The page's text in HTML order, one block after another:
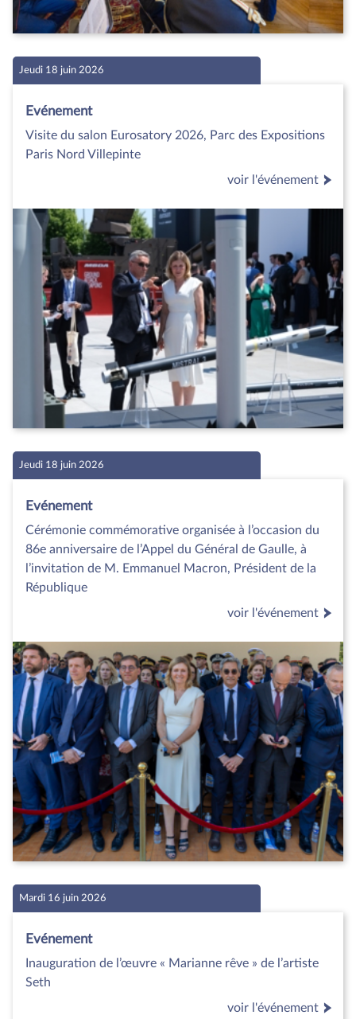
Jeudi 18 juin 2026
Evénement
Visite du salon Eurosatory 2026, Parc des Expositions
Paris Nord Villepinte
voir l'événement
Jeudi 18 juin 2026
Evénement
Cérémonie commémorative organisée à l’occasion du
86e anniversaire de l’Appel du Général de Gaulle, à
l’invitation de M. Emmanuel Macron, Président de la
République
voir l'événement
Mardi 16 juin 2026
Evénement
Inauguration de l’œuvre « Marianne rêve » de l’artiste
Seth
voir l'événement